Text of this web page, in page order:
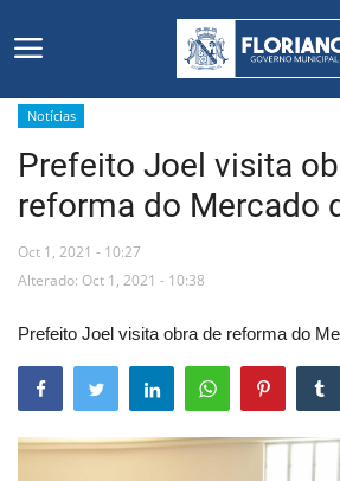
Início
Editais
Floriano
Secretarias e Órgãos
Mural de Licitações
Notícias
Prefeito Joel visita
reforma do Mercado
Oct 1, 2021 - 10:27
Alterado: Oct 1, 2021 - 10:38
Prefeito Joel visita obra de reforma do